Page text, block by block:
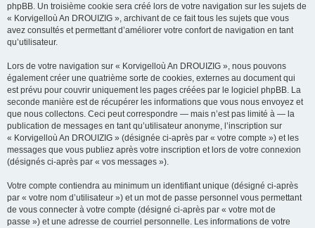
phpBB. Un troisième cookie sera créé lors de votre navigation sur les sujets de
« Korvigelloù An DROUIZIG », archivant de ce fait tous les sujets que vous
avez consultés et permettant d’améliorer votre confort de navigation en tant
qu’utilisateur.
Lors de votre navigation sur « Korvigelloù An DROUIZIG », nous pouvons
également créer une quatrième sorte de cookies, externes au document qui
est prévu pour couvrir uniquement les pages créées par le logiciel phpBB. La
seconde manière est de récupérer les informations que vous nous envoyez et
que nous collectons. Ceci peut correspondre — mais n’est pas limité à — la
publication de messages en tant qu’utilisateur anonyme, l’inscription sur
« Korvigelloù An DROUIZIG » (désignée ci-après par « votre compte ») et les
messages que vous publiez après votre inscription et lors de votre connexion
(désignés ci-après par « vos messages »).
Votre compte contiendra au minimum un identifiant unique (désigné ci-après
par « votre nom d’utilisateur ») et un mot de passe personnel vous permettant
de vous connecter à votre compte (désigné ci-après par « votre mot de
passe ») et une adresse de courriel personnelle. Les informations de votre